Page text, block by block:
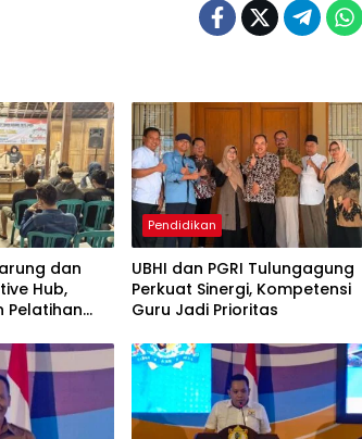
dan
Hub,
Pelatihan
Pendidikan
UBHI dan PGRI Tulungagung
Perkuat Sinergi, Kompetensi
Guru Jadi Prioritas